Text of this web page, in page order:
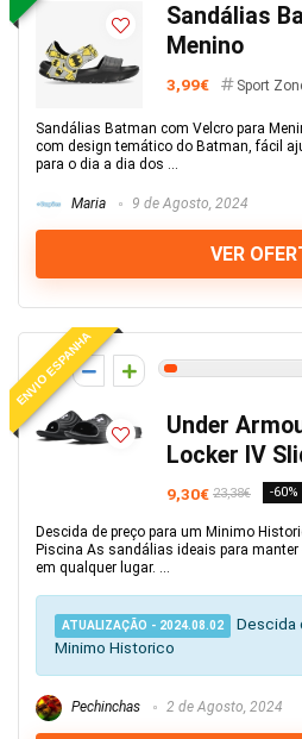
Sandálias
Menino
3,99€ Sport
Sandálias Batman com Velcro para
com design temático do Batman, fácil
para o dia a dia dos ...
Maria 9 de Agosto, 2024
VER
ENVIO ESPANHA
2
Under
Locker IV
9,30€ 23,38€ -60%
Descida de preço para um Minimo
Piscina As sandálias ideais para
em qualquer lugar. ...
ATUALIZAÇÃO - 2024.08.02
Descida
Minimo Historico
Pechinchas 2 de Agosto, 2024